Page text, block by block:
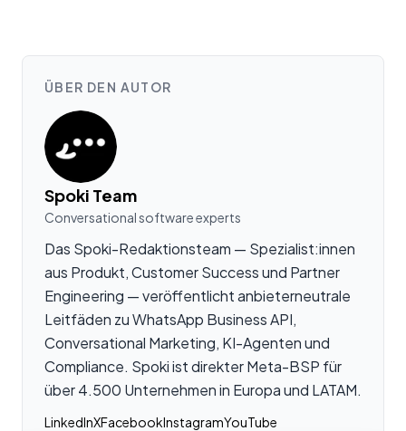
ÜBER DEN AUTOR
Spoki Team
Conversational software experts
Das Spoki-Redaktionsteam — Spezialist:innen
aus Produkt, Customer Success und Partner
Engineering — veröffentlicht anbieterneutrale
Leitfäden zu WhatsApp Business API,
Conversational Marketing, KI-Agenten und
Compliance. Spoki ist direkter Meta-BSP für
über 4.500 Unternehmen in Europa und LATAM.
LinkedInXFacebookInstagramYouTube